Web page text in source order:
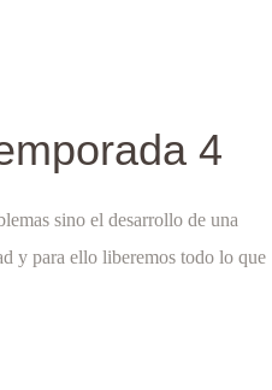
4
sino el desarrollo de una
y para ello liberemos todo lo que